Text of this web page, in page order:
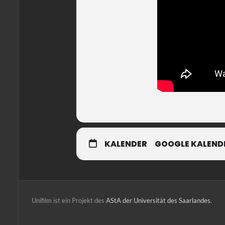
KALENDER GOOGLE
Unifilm ist ein Projekt des AStA der Universität des Saarlandes.